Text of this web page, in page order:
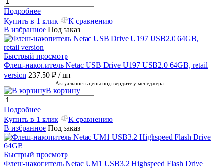
Подробнее
Купить в 1 клик
К сравнению
В избранное Под заказ
Быстрый просмотр
Флеш-накопитель Netac USB Drive U197 USB2.0 64GB, retail
version 237.50 ₽ / шт
Актуальность цены подтвердите у менеджера
В корзину
Подробнее
Купить в 1 клик
К сравнению
В избранное Под заказ
Быстрый просмотр
Флеш-накопитель Netac UM1 USB3.2 Highspeed Flash Drive